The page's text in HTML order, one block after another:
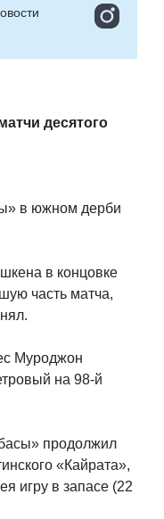
десятого
в южном дерби
в концовке
часть матча,
Муроджон
на 98-й
продолжил
«Кайрата»,
игру в запасе (22